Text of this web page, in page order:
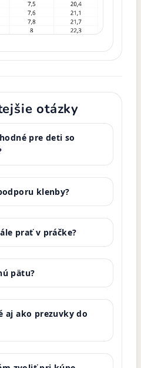
otázky
pre deti so
klenby?
prať v práčke?
pätu?
aj ako prezuvky do